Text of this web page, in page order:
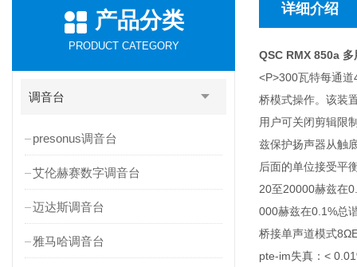
产品分类
PRODUCT CATEGORY
调音台
presonus调音台
艾伦赫赛数字调音台
迈达斯调音台
雅马哈调音台
详细介绍
QSC RMX 850a 多
<P>300瓦特每通
桥模式操作。该装
用户可关闭剪辑限
兹保护扬声器从触
后面的单位接受平
20至20000赫兹在
000赫兹在0.1%总
桥接单声道模式
pte-im失真：<